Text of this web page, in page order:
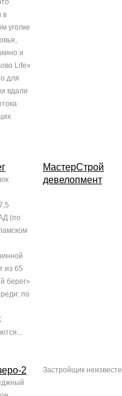
в
уголке
и
Life»
для
вдали
(по
из 65
берег»
по
МастерСтрой
девелопмент
2 Застройщик